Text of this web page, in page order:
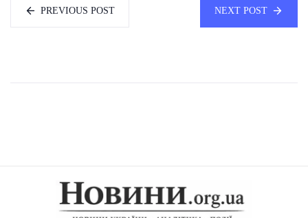
PREVIOUS POST NEXT POST